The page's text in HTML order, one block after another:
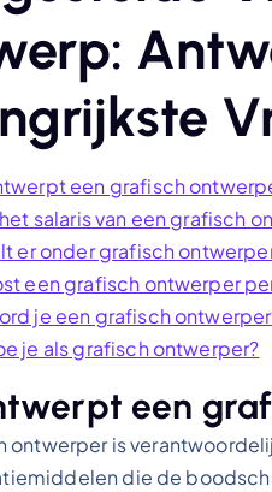
een grafisch
salaris van een grafisch
er onder grafisch
een grafisch ontwerper
je een grafisch
je als grafisch ontwerper?
een
ontwerper is
die de